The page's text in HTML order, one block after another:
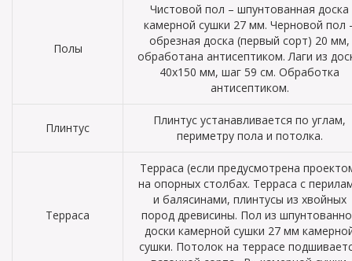
Полы
Чистовой пол – шпунтованная доска
камерной сушки 27 мм. Черновой пол
обрезная доска (первый сорт) 20 мм,
обработана антисептиком. Лаги из
40х150 мм, шаг 59 см. Обработка
антисептиком.
Плинтус
Плинтус устанавливается по углам,
периметру пола и потолка.
Терраса
Терраса (если предусмотрена
на опорных столбах. Терраса с
и балясинами, плинтусы из хвойных
пород древисины. Пол из
доски камерной сушки 27 мм
сушки. Потолок на террасе